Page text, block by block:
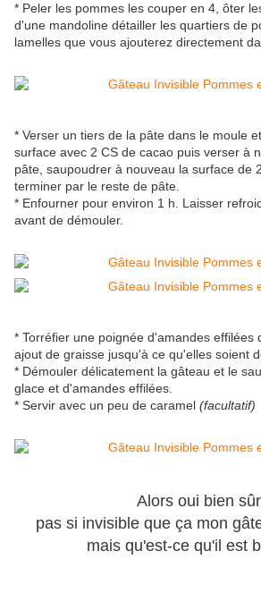
* Peler les pommes les couper en 4, ôter
d'une mandoline détailler les quartiers de
lamelles que vous ajouterez directement
* Verser un tiers de la pâte dans le moule
surface avec 2 CS de cacao puis verser à
pâte, saupoudrer à nouveau la surface de
terminer par le reste de pâte.
* Enfourner pour environ 1 h. Laisser
avant de démouler.
* Torréfier une poignée d'amandes effilées
ajout de graisse jusqu'à ce qu'elles soient
* Démouler délicatement la gâteau et le
glace et d'amandes effilées.
* Servir avec un peu de caramel (facultatif)
Alors oui bien
pas si invisible que ça mon
mais qu'est-ce qu'il est